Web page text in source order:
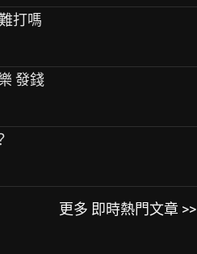
打嗎
發錢
更多 即時熱門文章 >>